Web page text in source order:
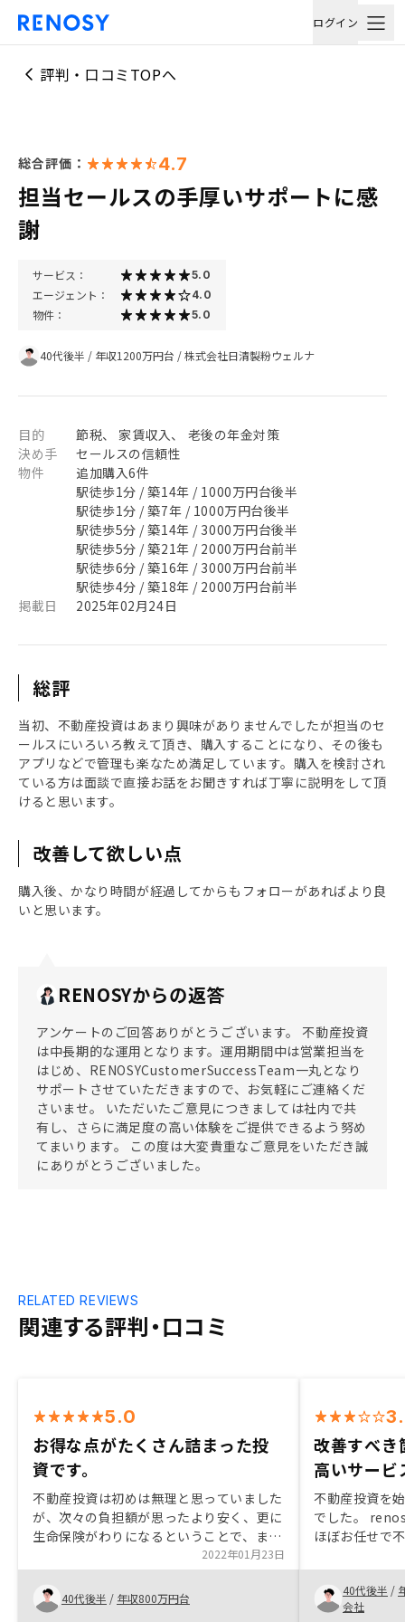
ログイン
評判・口コミTOPへ
総合評価： 4.7
担当セールスの手厚いサポートに感
謝
サービス： 5.0
エージェント： 4.0
物件： 5.0
40代後半 / 年収1200万円台 /株式会社日清製粉ウェルナ
目的
節税、 家賃収入、 老後の年金対策
決め手
セールスの信頼性
物件
追加購入6件
駅徒歩1分 / 築14年 / 1000万円台後半
駅徒歩1分 / 築7年 / 1000万円台後半
駅徒歩5分 / 築14年 / 3000万円台後半
駅徒歩5分 / 築21年 / 2000万円台前半
駅徒歩6分 / 築16年 / 3000万円台前半
駅徒歩4分 / 築18年 / 2000万円台前半
掲載日
2025年02月24日
総評
当初、不動産投資はあまり興味がありませんでしたが担当のセ
ールスにいろいろ教えて頂き、購入することになり、その後も
アプリなどで管理も楽なため満足しています。購入を検討され
ている方は面談で直接お話をお聞きすれば丁寧に説明をして頂
けると思います。
改善して欲しい点
購入後、かなり時間が経過してからもフォローがあればより良
いと思います。
RENOSYからの返答
アンケートのご回答ありがとうございます。 不動産投資
は中長期的な運用となります。運用期間中は営業担当を
はじめ、RENOSYCustomerSuccessTeam一丸となり
サポートさせていただきますので、お気軽にご連絡くだ
さいませ。 いただいたご意見につきましては社内で共
有し、さらに満足度の高い体験をご提供できるよう努め
てまいります。 この度は大変貴重なご意見をいただき誠
にありがとうございました。
関連する評判・口コミ
RELATED REVIEWS
5.0
お得な点がたくさん詰まった投
資です。
不動産投資は初めは無理と思っていました
が、次々の負担額が思ったより安く、更に
生命保険がわりになるということで、まず
は話だけでも聞いてみようとと思いまし
た。面談できちんとリスクのことを営業の
方が丁寧に説明してくれたこと、物件を買
った後のアフターフォローを最重視してい
2022年01月23日
40代後半 / 年収800万円台
改善すべき
高いサービ
不動産投資を
でした。
ほぼお任せで
錯綜すること
かりにくいと
いサービスと
40代後半 /
会社